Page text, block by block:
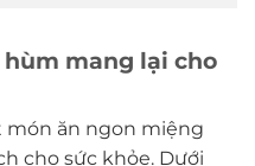
mang lại cho
món ăn ngon miệng
cho sức khỏe. Dưới